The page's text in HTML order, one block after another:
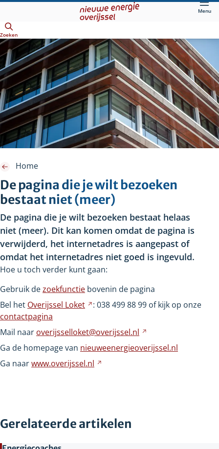
hoofdinhoud
Menu
Zoeken
De pagina die je wilt bezoeken
bestaat niet (meer)
Home
De pagina die je wilt bezoeken bestaat helaas
niet (meer). Dit kan komen omdat de pagina is
verwijderd, het internetadres is aangepast of
omdat het internetadres niet goed is ingevuld.
Hoe u toch verder kunt gaan:
Gebruik dezoekfunctie bovenin de pagina
Bel het Overijssel Loket
Verwijst
een
andere
website
: 0384998899 of kijk op onze
contactpagina
Mail naar overijsselloket@overijssel.nl
naar
een
Ga de homepage van nieuweenergieoverijssel.nl
Ga naarwww.overijssel.nl
Gerelateerde artikelen